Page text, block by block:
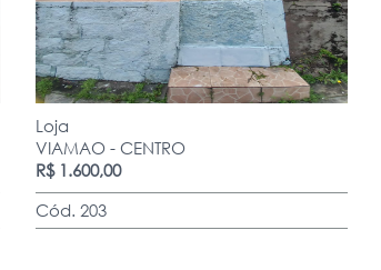
Loja
VIAMAO - CENTRO
R$ 1.600,00
Cód. 203